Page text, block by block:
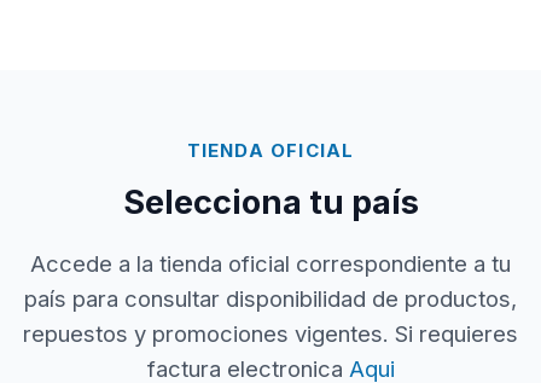
TIENDA OFICIAL
Selecciona tu país
Accede a la tienda oficial correspondiente a tu
país para consultar disponibilidad de productos,
repuestos y promociones vigentes. Si requieres
factura electronica Aqui